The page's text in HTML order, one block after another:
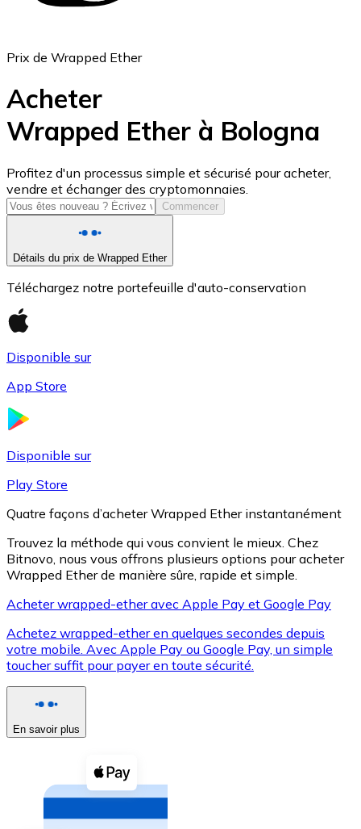
USD Coin
USDC
XRP
XRP
Voir toutes
Coupons crypto
Achetez des cryptomonnaies en espèces et d'autres
Acheter avec espèces
Prix de Wrapped Ether
Acheter
Wrapped Ether à Bologna
Profitez d'un processus simple et sécurisé pour acheter,
vendre et échanger des cryptomonnaies.
Commencer
Détails du prix de Wrapped Ether
Téléchargez notre portefeuille d'auto-conservation
Disponible sur
App Store
Disponible sur
Play Store
Quatre façons d’acheter Wrapped Ether instantanément
Trouvez la méthode qui vous convient le mieux. Chez
Bitnovo, nous vous offrons plusieurs options pour acheter
Wrapped Ether de manière sûre, rapide et simple.
Acheter wrapped-ether avec Apple Pay et Google Pay
Achetez wrapped-ether en quelques secondes depuis
votre mobile. Avec Apple Pay ou Google Pay, un simple
toucher suffit pour payer en toute sécurité.
En savoir plus